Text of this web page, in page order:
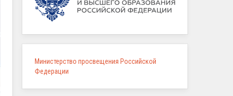
Министерство просвещения Российской
Федерации